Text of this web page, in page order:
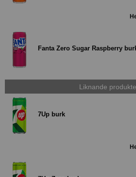
Fanta Zero Sugar Raspberry
Liknande
7Up burk